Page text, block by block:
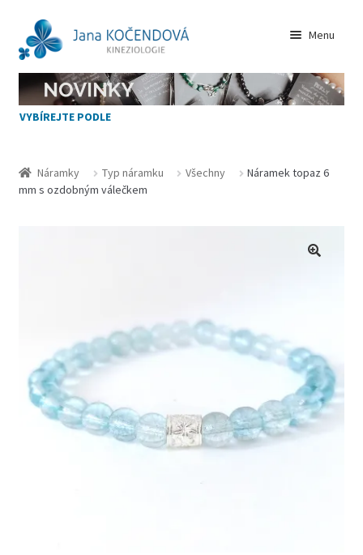
Přeskočit
na
Přejít
k
webu
Menu
VŠECHNY NÁRAMKY
NOVINKY
JAK VYBÍRAT
VYBÍREJTE PODLE
Náramky Typ náramku Všechny
Náramek topaz 6
mm s ozdobným válečkem